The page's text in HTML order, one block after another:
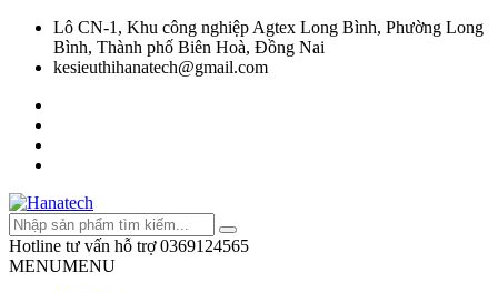
Lô CN-1, Khu công nghiệp Agtex Long Bình, Phường Long
Bình, Thành phố Biên Hoà, Đồng Nai
kesieuthihanatech@gmail.com
Hotline tư vấn hỗ trợ 0369124565
MENUMENU